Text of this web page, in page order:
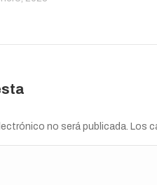
no será publicada. Los